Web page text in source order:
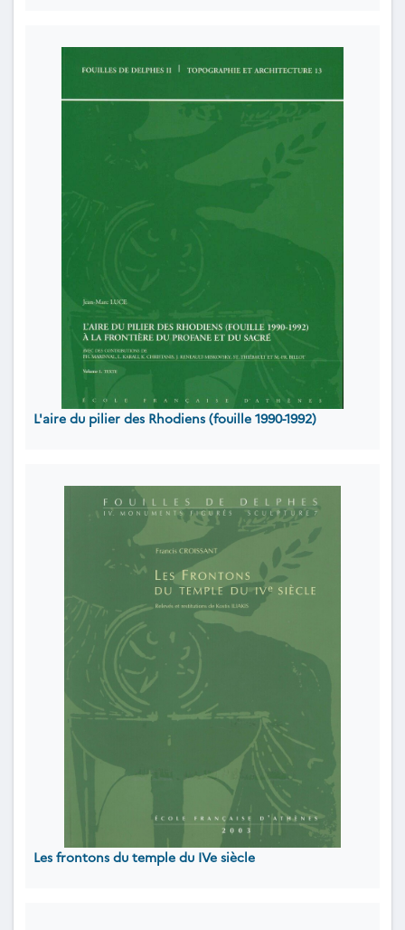
L'aire du pilier des Rhodiens (fouille 1990-1992)
Les frontons du temple du IVe siècle